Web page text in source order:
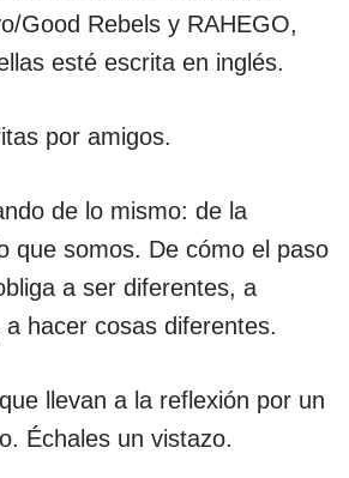
Good Rebels y RAHEGO,
esté escrita en inglés.
por amigos.
de lo mismo: de la
que somos. De cómo el paso
a ser diferentes, a
hacer cosas diferentes.
llevan a la reflexión por un
Échales un vistazo.